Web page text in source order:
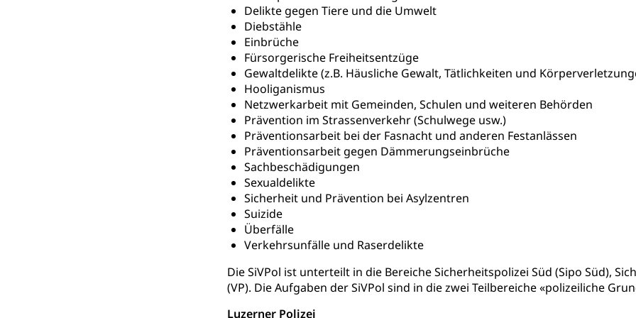
Delikte gegen Tiere und die Umwelt
Diebstähle
Einbrüche
Fürsorgerische Freiheitsentzüge
Gewaltdelikte (z.B. Häusliche Gewalt, Tätlichkeiten und
Hooliganismus
Netzwerkarbeit mit Gemeinden, Schulen und weiteren Behörden
Prävention im Strassenverkehr (Schulwege usw.)
Präventionsarbeit bei der Fasnacht und anderen Festanlässen
Präventionsarbeit gegen Dämmerungseinbrüche
Sachbeschädigungen
Sexualdelikte
Sicherheit und Prävention bei Asylzentren
Suizide
Überfälle
Verkehrsunfälle und Raserdelikte
Die SiVPol ist unterteilt in die Bereiche Sicherheitspolizei Süd (Sipo Süd),
(VP). Die Aufgaben der SiVPol sind in die zwei Teilbereiche «polizeiliche
Luzerner Polizei
Hilfslosenentschädigung (WAS Luzern)
Informationsstelle AHV/IV
IV-Leistungen (WAS Luzern)
Behinderung
Körperbehinderung, körperliche Behinderung, geistige Behinderung, psychische
Inklusion im Sport
Menschen mit Behinderungen
Kultur und Medien
Archive und Bibliotheken
Bücher, Bundesarchiv, Landesbibliothek
Staatsarchiv Luzern Zentral- und Hochschulbibliothek
Kulturelle Einrichtungen
Museen, Theater, Bibliotheken
Dienststelle Kultur Kunst & Kultur (Luzern Tourismus)
Kulturpolitik, Sprachförderung, Denkmalpflege, kulturelles Angebot, Kulturerbe,
Förderung, Kulturausschreibungen, Kulturpreis, Werkbeitrag, Produktionsbeitrag,
Theater/Tanz, Musik, Entwicklung, Programmbeiträge, Filmförderung, Regionale